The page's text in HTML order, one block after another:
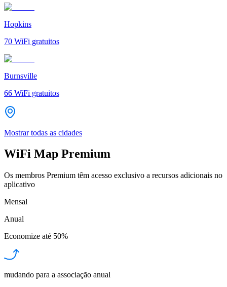
Hopkins
70 WiFi gratuitos
Burnsville
66 WiFi gratuitos
Mostrar todas as cidades
WiFi Map Premium
Os membros Premium têm acesso exclusivo a recursos adicionais no
aplicativo
Mensal
Anual
Economize até 50%
mudando para a associação anual